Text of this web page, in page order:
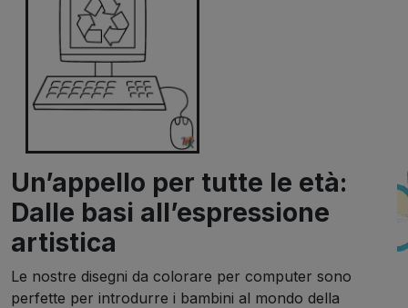
Un’appello per tutte le età:
Dalle basi all’espressione
artistica
Le nostre disegni da colorare per computer sono
perfette per introdurre i bambini al mondo della